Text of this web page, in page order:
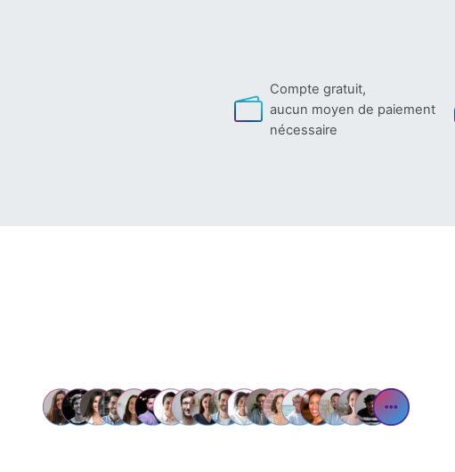
Compte gratuit,
aucun moyen de paiement
nécessaire